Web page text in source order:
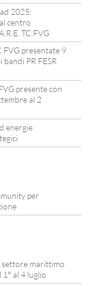
2025:
centro
TC FVG
FVG presentate 9
PR FESR
presente con
al 2
energie
per
settore marittimo
al 4 luglio